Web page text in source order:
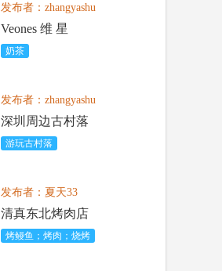
发布者：zhangyashu
Veones 维 星
奶茶
发布者：zhangyashu
深圳周边古村落
游玩古村落
发布者：夏天33
清真东北烤肉店
烤鳗鱼；烤肉；烧烤